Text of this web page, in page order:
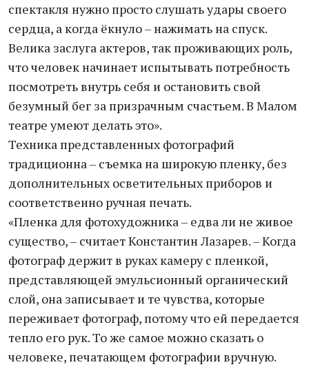
спектакля нужно просто слушать удары своего
сердца, а когда ёкнуло – нажимать на спуск.
Велика заслуга актеров, так проживающих роль,
что человек начинает испытывать потребность
посмотреть внутрь себя и остановить свой
безумный бег за призрачным счастьем. В Малом
театре умеют делать это».
Техника представленных фотографий
традиционна – съемка на широкую пленку, без
дополнительных осветительных приборов и
соответственно ручная печать.
«Пленка для фотохудожника – едва ли не живое
существо, – считает Константин Лазарев. – Когда
фотограф держит в руках камеру с пленкой,
представляющей эмульсионный органический
слой, она записывает и те чувства, которые
переживает фотограф, потому что ей передается
тепло его рук. То же самое можно сказать о
человеке, печатающем фотографии вручную.